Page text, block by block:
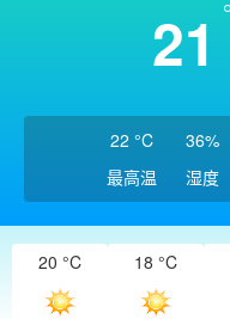
21
22 °C
最高温
36%
湿度
20 °C 18 °C